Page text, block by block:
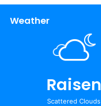
Weather
Raisen
Scattered Clouds